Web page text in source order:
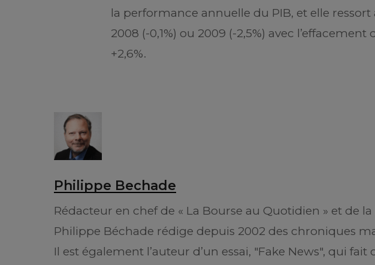
la performance annuelle du PIB, et elle
2008 (-0,1%) ou 2009 (-2,5%) avec l’effacement
+2,6%.
Philippe Bechade
Rédacteur en chef de « La Bourse au Quotidien » et de
Philippe Béchade rédige depuis 2002 des chroniques
Il est également l’auteur d’un essai, "Fake News", qui